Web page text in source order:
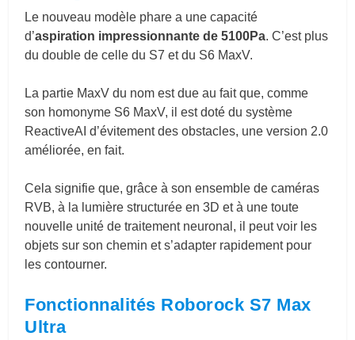
Le nouveau modèle phare a une capacité
d’aspiration impressionnante de 5100Pa. C’est plus
du double de celle du S7 et du S6 MaxV.
La partie MaxV du nom est due au fait que, comme
son homonyme S6 MaxV, il est doté du système
ReactiveAI d’évitement des obstacles, une version 2.0
améliorée, en fait.
Cela signifie que, grâce à son ensemble de caméras
RVB, à la lumière structurée en 3D et à une toute
nouvelle unité de traitement neuronal, il peut voir les
objets sur son chemin et s’adapter rapidement pour
les contourner.
Fonctionnalités Roborock S7 Max
Ultra